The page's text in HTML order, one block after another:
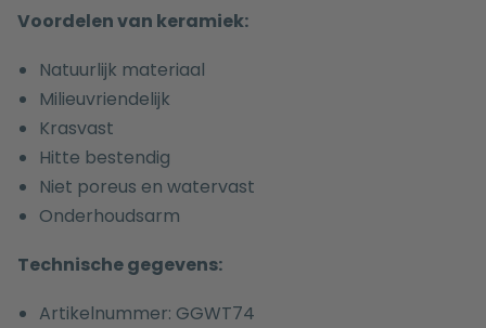
Voordelen van keramiek:
Natuurlijk materiaal
Milieuvriendelijk
Krasvast
Hitte bestendig
Niet poreus en watervast
Onderhoudsarm
Technische gegevens:
Artikelnummer: GGWT74